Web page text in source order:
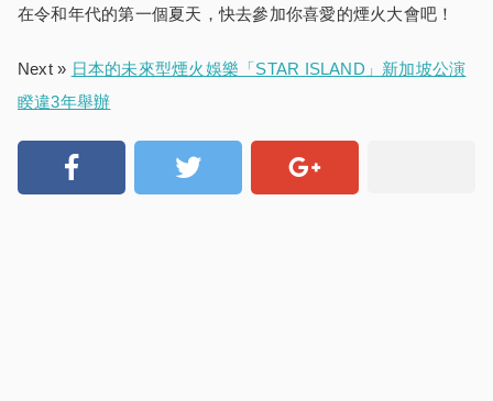
在令和年代的第一個夏天，快去參加你喜愛的煙火大會吧！
Next » 日本的未來型煙火娛樂「STAR ISLAND」新加坡公演
睽違3年舉辦